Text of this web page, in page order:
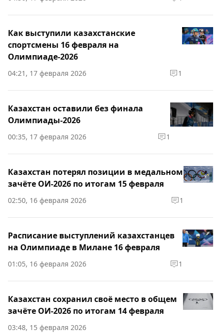
Как выступили казахстанские
спортсмены 16 февраля на
Олимпиаде-2026
04:21, 17 февраля 2026 1
Казахстан оставили без финала
Олимпиады-2026
00:35, 17 февраля 2026 1
Казахстан потерял позиции в медальном
зачёте ОИ-2026 по итогам 15 февраля
02:50, 16 февраля 2026 1
Расписание выступлений казахстанцев
на Олимпиаде в Милане 16 февраля
01:05, 16 февраля 2026 1
Казахстан сохранил своё место в общем
зачёте ОИ-2026 по итогам 14 февраля
03:48, 15 февраля 2026